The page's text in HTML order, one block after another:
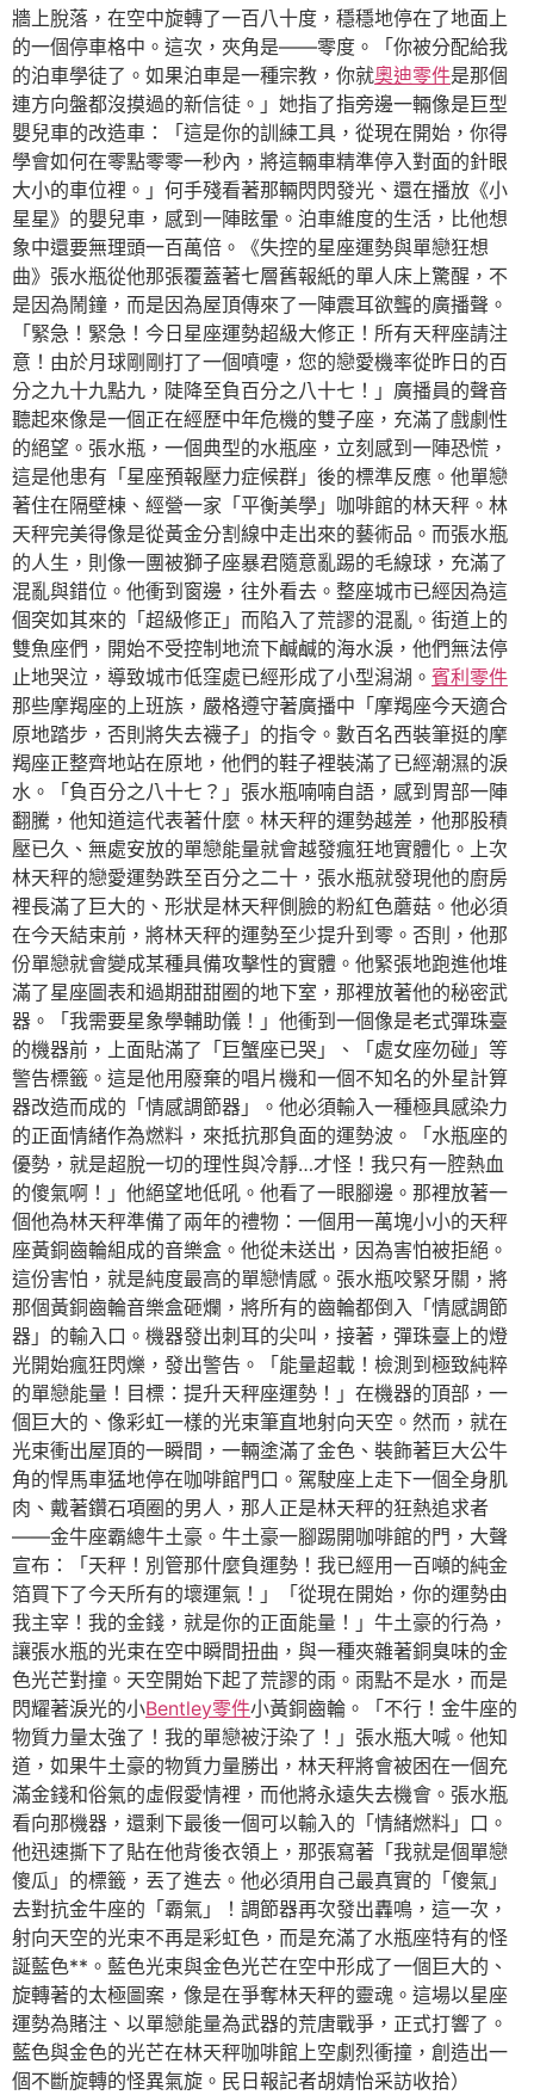
牆上脫落，在空中旋轉了一百八十度，穩穩地停在了地面上
的一個停車格中。這次，夾角是——零度。「你被分配給我
的泊車學徒了。如果泊車是一種宗教，你就奧迪零件是那個
連方向盤都沒摸過的新信徒。」她指了指旁邊一輛像是巨型
嬰兒車的改造車：「這是你的訓練工具，從現在開始，你得
學會如何在零點零零一秒內，將這輛車精準停入對面的針眼
大小的車位裡。」何手殘看著那輛閃閃發光、還在播放《小
星星》的嬰兒車，感到一陣眩暈。泊車維度的生活，比他想
象中還要無理頭一百萬倍。《失控的星座運勢與單戀狂想
曲》張水瓶從他那張覆蓋著七層舊報紙的單人床上驚醒，不
是因為鬧鐘，而是因為屋頂傳來了一陣震耳欲聾的廣播聲。
「緊急！緊急！今日星座運勢超級大修正！所有天秤座請注
意！由於月球剛剛打了一個噴嚏，您的戀愛機率從昨日的百
分之九十九點九，陡降至負百分之八十七！」廣播員的聲音
聽起來像是一個正在經歷中年危機的雙子座，充滿了戲劇性
的絕望。張水瓶，一個典型的水瓶座，立刻感到一陣恐慌，
這是他患有「星座預報壓力症候群」後的標準反應。他單戀
著住在隔壁棟、經營一家「平衡美學」咖啡館的林天秤。林
天秤完美得像是從黃金分割線中走出來的藝術品。而張水瓶
的人生，則像一團被獅子座暴君隨意亂踢的毛線球，充滿了
混亂與錯位。他衝到窗邊，往外看去。整座城市已經因為這
個突如其來的「超級修正」而陷入了荒謬的混亂。街道上的
雙魚座們，開始不受控制地流下鹹鹹的海水淚，他們無法停
止地哭泣，導致城市低窪處已經形成了小型潟湖。 賓利零件
那些摩羯座的上班族，嚴格遵守著廣播中「摩羯座今天適合
原地踏步，否則將失去襪子」的指令。數百名西裝筆挺的摩
羯座正整齊地站在原地，他們的鞋子裡裝滿了已經潮濕的淚
水。「負百分之八十七？」張水瓶喃喃自語，感到胃部一陣
翻騰，他知道這代表著什麼。林天秤的運勢越差，他那股積
壓已久、無處安放的單戀能量就會越發瘋狂地實體化。上次
林天秤的戀愛運勢跌至百分之二十，張水瓶就發現他的廚房
裡長滿了巨大的、形狀是林天秤側臉的粉紅色蘑菇。他必須
在今天結束前，將林天秤的運勢至少提升到零。否則，他那
份單戀就會變成某種具備攻擊性的實體。他緊張地跑進他堆
滿了星座圖表和過期甜甜圈的地下室，那裡放著他的秘密武
器。「我需要星象學輔助儀！」他衝到一個像是老式彈珠臺
的機器前，上面貼滿了「巨蟹座已哭」、「處女座勿碰」等
警告標籤。這是他用廢棄的唱片機和一個不知名的外星計算
器改造而成的「情感調節器」。他必須輸入一種極具感染力
的正面情緒作為燃料，來抵抗那負面的運勢波。「水瓶座的
優勢，就是超脫一切的理性與冷靜…才怪！我只有一腔熱血
的傻氣啊！」他絕望地低吼。他看了一眼腳邊。那裡放著一
個他為林天秤準備了兩年的禮物：一個用一萬塊小小的天秤
座黃銅齒輪組成的音樂盒。他從未送出，因為害怕被拒絕。
這份害怕，就是純度最高的單戀情感。張水瓶咬緊牙關，將
那個黃銅齒輪音樂盒砸爛，將所有的齒輪都倒入「情感調節
器」的輸入口。機器發出刺耳的尖叫，接著，彈珠臺上的燈
光開始瘋狂閃爍，發出警告。「能量超載！檢測到極致純粹
的單戀能量！目標：提升天秤座運勢！」在機器的頂部，一
個巨大的、像彩虹一樣的光束筆直地射向天空。然而，就在
光束衝出屋頂的一瞬間，一輛塗滿了金色、裝飾著巨大公牛
角的悍馬車猛地停在咖啡館門口。駕駛座上走下一個全身肌
肉、戴著鑽石項圈的男人，那人正是林天秤的狂熱追求者
——金牛座霸總牛土豪。牛土豪一腳踢開咖啡館的門，大聲
宣布：「天秤！別管那什麼負運勢！我已經用一百噸的純金
箔買下了今天所有的壞運氣！」「從現在開始，你的運勢由
我主宰！我的金錢，就是你的正面能量！」牛土豪的行為，
讓張水瓶的光束在空中瞬間扭曲，與一種夾雜著銅臭味的金
色光芒對撞。天空開始下起了荒謬的雨。雨點不是水，而是
閃耀著淚光的小Bentley零件小黃銅齒輪。「不行！金牛座的
物質力量太強了！我的單戀被汙染了！」張水瓶大喊。他知
道，如果牛土豪的物質力量勝出，林天秤將會被困在一個充
滿金錢和俗氣的虛假愛情裡，而他將永遠失去機會。張水瓶
看向那機器，還剩下最後一個可以輸入的「情緒燃料」口。
他迅速撕下了貼在他背後衣領上，那張寫著「我就是個單戀
傻瓜」的標籤，丟了進去。他必須用自己最真實的「傻氣」
去對抗金牛座的「霸氣」！調節器再次發出轟鳴，這一次，
射向天空的光束不再是彩虹色，而是充滿了水瓶座特有的怪
誕藍色**。藍色光束與金色光芒在空中形成了一個巨大的、
旋轉著的太極圖案，像是在爭奪林天秤的靈魂。這場以星座
運勢為賭注、以單戀能量為武器的荒唐戰爭，正式打響了。
藍色與金色的光芒在林天秤咖啡館上空劇烈衝撞，創造出一
個不斷旋轉的怪異氣旋。民日報記者胡婧怡采訪收拾）